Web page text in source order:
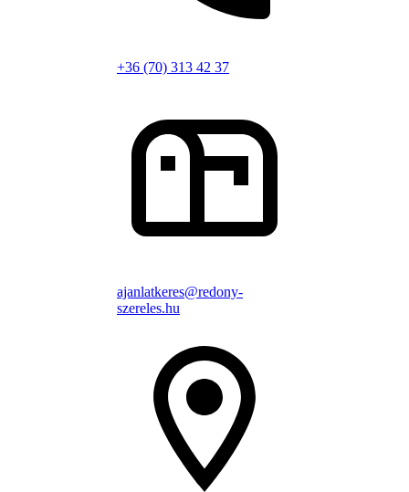
+36 (70) 313 42 37
ajanlatkeres@redony-
szereles.hu